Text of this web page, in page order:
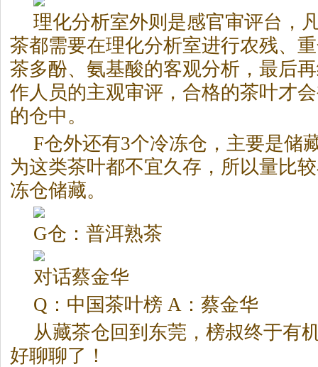
理化分析室外则是感官审评台，
茶都需要在理化分析室进行农残、
茶多酚、氨基酸的客观分析，最后
作人员的主观审评，合格的茶叶才
的仓中。
F仓外还有3个冷冻仓，主要是储
为这类茶叶都不宜久存，所以量比
冻仓储藏。
G仓：普洱熟茶
对话蔡金华
Q：中国茶叶榜 A：蔡金华
从藏茶仓回到东莞，榜叔终于有
好聊聊了！